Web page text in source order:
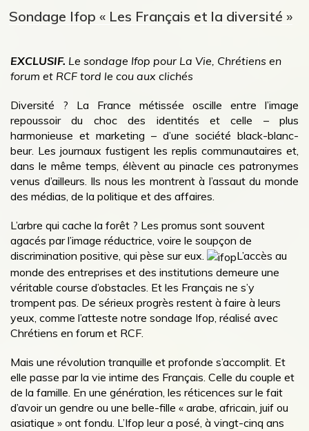
Sondage Ifop « Les Français et la diversité »
EXCLUSIF. Le sondage Ifop pour La Vie, Chrétiens en
forum et RCF tord le cou aux clichés
Diversité ? La France métissée oscille entre l’image
repoussoir du choc des identités et celle – plus
harmonieuse et marketing – d’une société black-blanc-
beur. Les journaux fustigent les replis communautaires et,
dans le même temps, élèvent au pinacle ces patronymes
venus d’ailleurs. Ils nous les montrent à l’assaut du monde
des médias, de la politique et des affaires.
L’arbre qui cache la forêt ? Les promus sont souvent
agacés par l’image réductrice, voire le soupçon de
discrimination positive, qui pèse sur eux.
L’accès au
monde des entreprises et des institutions demeure une
véritable course d’obstacles. Et les Français ne s’y
trompent pas. De sérieux progrès restent à faire à leurs
yeux, comme l’atteste notre sondage Ifop, réalisé avec
Chrétiens en forum et RCF.
Mais une révolution tranquille et profonde s’accomplit. Et
elle passe par la vie intime des Français. Celle du couple et
de la famille. En une génération, les réticences sur le fait
d’avoir un gendre ou une belle-fille « arabe, africain, juif ou
asiatique » ont fondu. L’Ifop leur a posé, à vingt-cinq ans